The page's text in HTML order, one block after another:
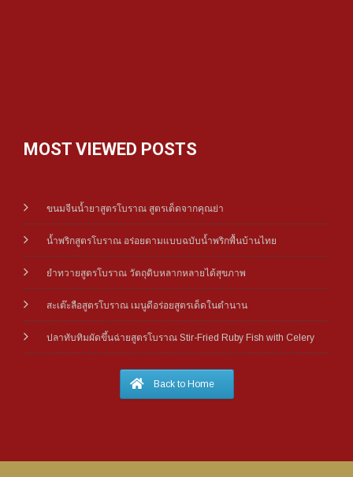
MOST VIEWED POSTS
ขนมจีนน้ำยาสูตรโบราณ สูตรเด็ดจากคุณย่า
น้ำพริกสูตรโบราณ อร่อยตามแบบฉบับน้ำพริกพื้นบ้านไทย
ยำทวายสูตรโบราณ วัตถุดิบหลากหลายได้สุขภาพ
สะเต๊ะลือสูตรโบราณ เมนูดีอร่อยสูตรเด็ดในตำนาน
ปลาทับทิมผัดขึ้นฉ่ายสูตรโบราณ Stir-Fried Ruby Fish with Celery
Back to Home